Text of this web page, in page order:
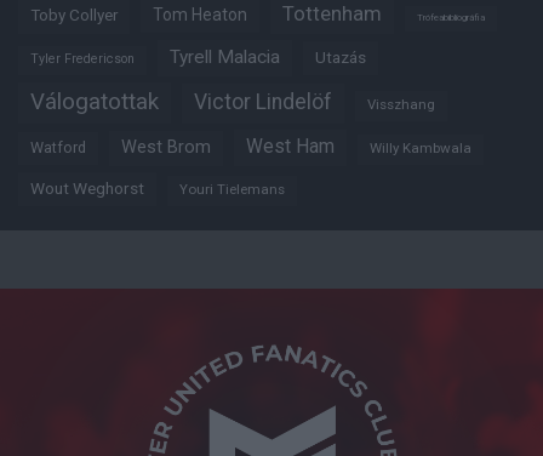
Toby Collyer Tom Heaton Tottenham Trófeabibliográfia
Tyler Fredericson Tyrell Malacia Utazás
Válogatottak Victor Lindelöf Visszhang
Watford West Brom West Ham Willy Kambwala
Wout Weghorst Youri Tielemans